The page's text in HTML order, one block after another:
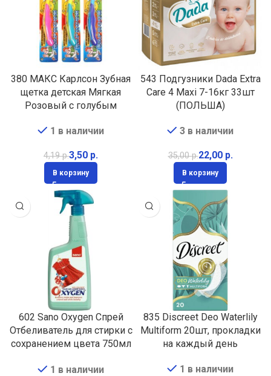
380 МАКС Карлсон Зубная
щетка детская Мягкая
Розовый с голубым
1 в наличии
4,19р.3,50 р.
В корзину
543 Подгузники Dada Extra
Care 4 Maxi 7-16кг 33шт
(ПОЛЬША)
3 в наличии
35,00р.22,00 р.
В корзину
602 Sano Oxygen Спрей
Отбеливатель для стирки с
сохранением цвета 750мл
1 в наличии
835 Discreet Deo Waterlily
Multiform 20шт, прокладки
на каждый день
1 в наличии